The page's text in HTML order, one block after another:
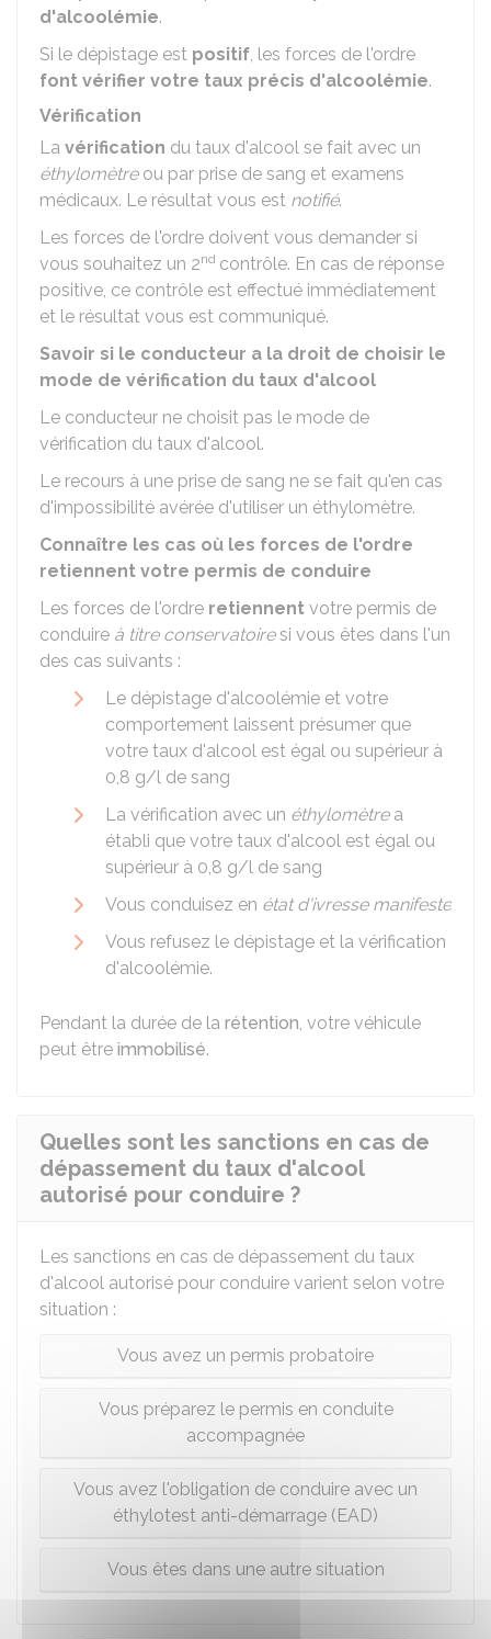
d'alcoolémie.
Si le dépistage est positif, les forces de l'ordre
font vérifier votre taux précis d'alcoolémie.
Vérification
La vérification du taux d'alcool se fait avec un
éthylomètreou par prise de sang et examens
médicaux. Le résultat vous est notifié.
Les forces de l'ordre doivent vous demander si
vous souhaitez un 2nd contrôle. En cas de réponse
positive, ce contrôle est effectué immédiatement
et le résultat vous est communiqué.
Savoir si le conducteur a la droit de choisir le
mode de vérification du taux d'alcool
Le conducteur ne choisit pas le mode de
vérification du taux d'alcool.
Le recours à une prise de sang ne se fait qu'en cas
d'impossibilité avérée d'utiliser un éthylomètre.
Connaître les cas où les forces de l'ordre
retiennent votre permis de conduire
Les forces de l'ordre retiennent votre permis de
conduire à titre conservatoiresi vous êtes dans l'un
des cas suivants :
Le dépistage d'alcoolémie et votre
comportement laissent présumer que
votre taux d'alcool est égal ou supérieur à
0,8 g/l de sang
La vérification avec un éthylomètrea
établi que votre taux d'alcool est égal ou
supérieur à 0,8 g/l de sang
Vous conduisez en état d'ivresse manifeste
Vous refusez le dépistage et la vérification
d'alcoolémie.
Pendant la durée de la rétention, votre véhicule
peut être immobilisé.
Quelles sont les sanctions en cas de
dépassement du taux d'alcool
autorisé pour conduire ?
Les sanctions en cas de dépassement du taux
d'alcool autorisé pour conduire varient selon votre
situation :
Vous avez un permis probatoire
Vous préparez le permis en conduite
accompagnée
Vous avez l'obligation de conduire avec un
éthylotest anti-démarrage (EAD)
Vous êtes dans une autre situation